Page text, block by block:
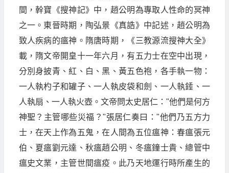
間，幹寶《搜神記》中，趙公明為專取人性命的冥神
之一。東晉時期，陶弘景《真誥》中記述，趙公明為
致人疾病的瘟神。隋唐時期，《三教源流搜神大全》
載，隋文帝開皇十一年六月，有五力士在空中出現，
分別身披青、紅、白、黑、黃五色袍，各手執一物：
一人執杓子和罐子、一人執皮袋和劍、一人執錘、一
人執扇、一人執火壺。文帝問太史居仁："他們是何方
神聖？主管哪些災福？"張居仁奏曰："他們乃五方力
士，在天上作為五鬼，在人間為五位瘟神：春瘟張元
伯、夏瘟劉元達、秋瘟趙公明、冬瘟鐘士貴、總管中
瘟史文業，主管世間瘟疫。此乃天地運行時所產生的